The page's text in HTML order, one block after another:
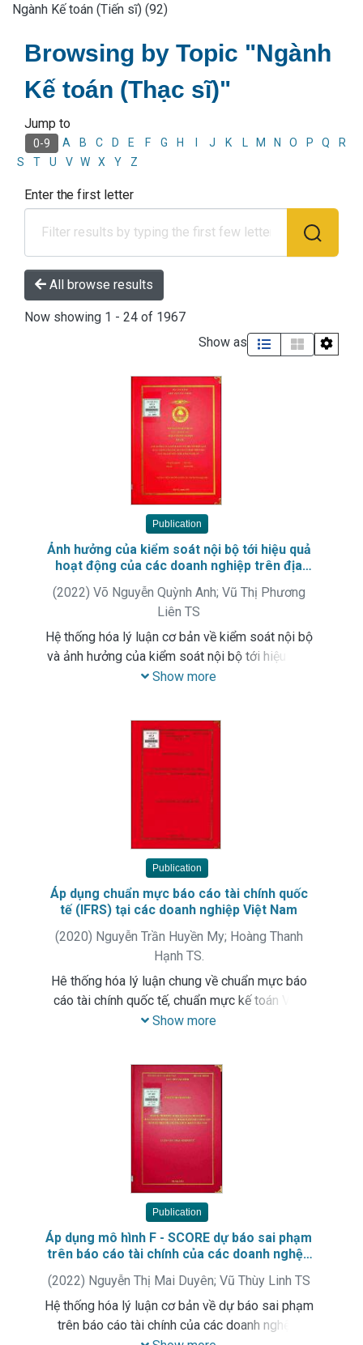
Ngành Kế toán (Tiến sĩ) (92)
Browsing by Topic "Ngành
Kế toán (Thạc sĩ)"
Jump to
0-9 A B C D E F G H J K L M N O P Q
R
S
T U V W X Y Z
Enter the first letter
All browse results
Now showing 1 - 24 of 1967
Show as
Publication
Ảnh hưởng của kiểm soát nội bộ tới hiệu quả
hoạt động của các doanh nghiệp trên địa
bàn thành phố Vinh, tỉnh Nghệ An
(2022) Võ Nguyễn Quỳnh Anh; Vũ Thị Phương
Liên TS
Hệ thống hóa lý luận cơ bản về kiểm soát nội bộ
và ảnh hưởng của kiểm soát nội bộ tới hiệu quả
hoạt động của doanh nghiệp. Phân tích, đánh giá
doanh nghiệp trên địa bàn thành phố Vinh, tỉnh
Nghệ An trong thời gian tới
Show more
Publication
Áp dụng chuẩn mực báo cáo tài chính quốc
tế (IFRS) tại các doanh nghiệp Việt Nam
(2020) Nguyễn Trần Huyền My; Hoàng Thanh
Hạnh TS.
Hê thống hóa lý luận chung về chuẩn mực báo
cáo tài chính quốc tế, chuẩn mực kế toán Việt
Nam và chuyển đổi sang báo cáo tài chính theo
báo cáo tài chính quốc tế (IFRS) tại các doanh
nghiệp Việt Nam
Show more
Publication
Áp dụng mô hình F - SCORE dự báo sai phạm
trên báo cáo tài chính của các doanh nghệp
bất động sản niêm yết trên thị trường chứng
khoán Việt Nam
(2022) Nguyễn Thị Mai Duyên; Vũ Thùy Linh TS
Hệ thống hóa lý luận cơ bản về dự báo sai phạm
trên báo cáo tài chính của các doanh nghệp.